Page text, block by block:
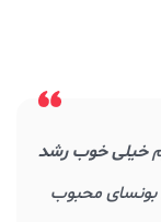
خیلی خوب رشد
بونسای محبوب